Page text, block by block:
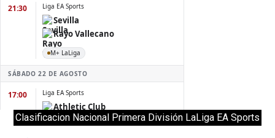
Clasificacion Nacional Primera División LaLiga EA Sports